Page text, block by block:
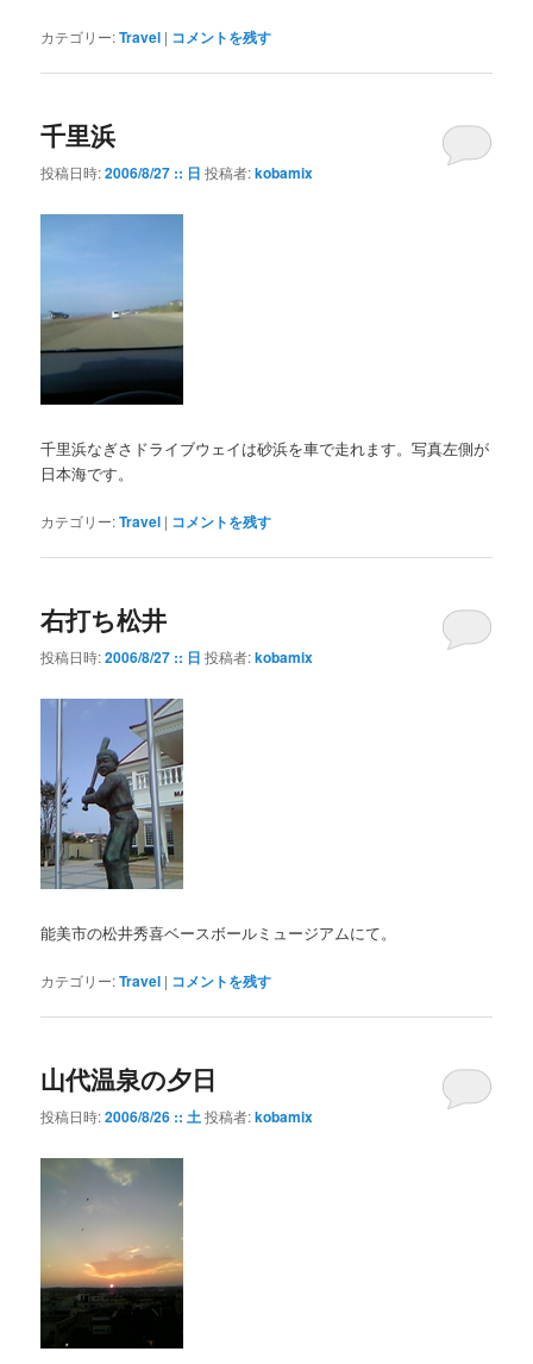
カテゴリー:Travel | コメントを残す
千里浜
投稿日時:2006/8/27 :: 日 投稿者:kobamix
千里浜なぎさドライブウェイは砂浜を車で走れます。写真左側が
日本海です。
カテゴリー:Travel | コメントを残す
右打ち松井
投稿日時:2006/8/27 :: 日 投稿者:kobamix
能美市の松井秀喜ベースボールミュージアムにて。
カテゴリー:Travel | コメントを残す
山代温泉の夕日
投稿日時:2006/8/26 :: 土投稿者:kobamix